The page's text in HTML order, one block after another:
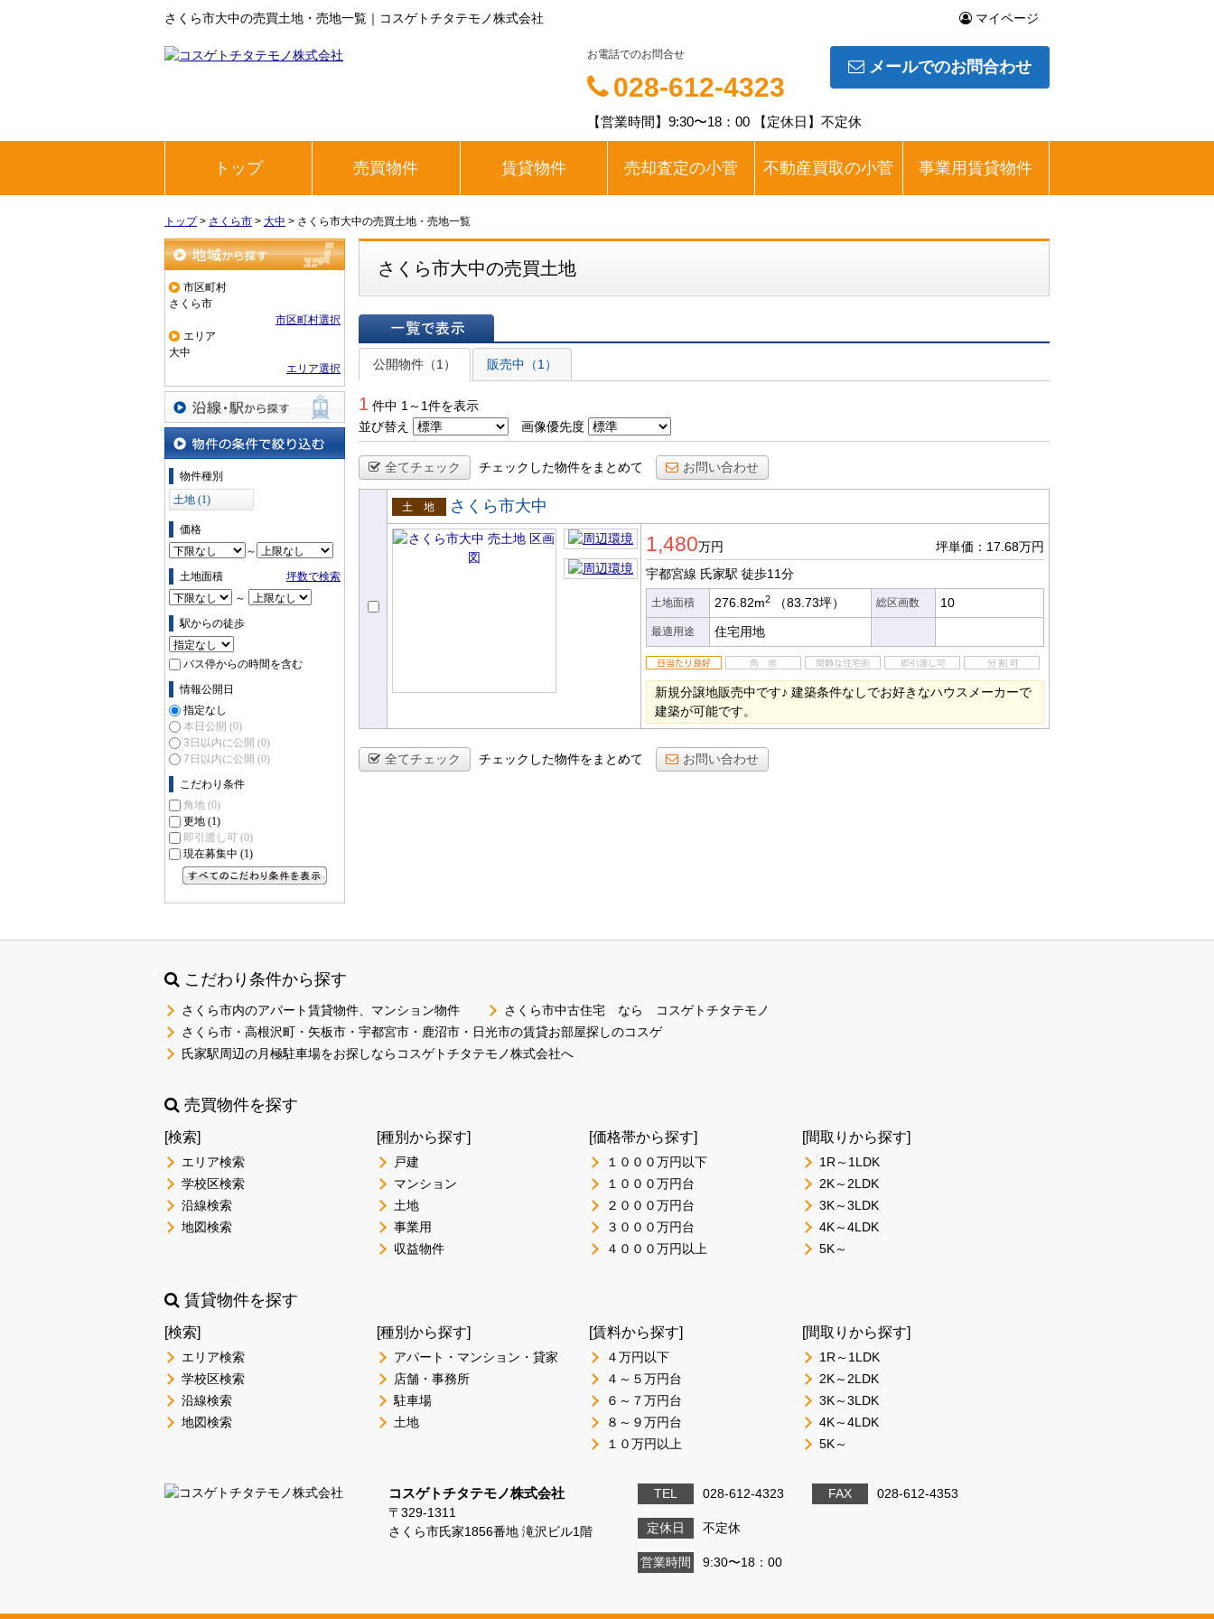
さくら市大中の売買土地・売地一覧｜コスゲトチタテモノ株式会社 マイページ
メールでのお問合わせ
お電話でのお問合せ
028-612-4323
【営業時間】9:30〜18：00 【定休日】不定休
トップ 売買物件 賃貸物件 売却査定の小菅 不動産買取の小菅 事業用賃貸物件
トップ> さくら市 > 大中 > さくら市大中の売買土地・売地一覧
地域から探す
市区町村
さくら市
市区町村選択
エリア
大中
エリア選択
沿線・駅から探す
物件の条件で絞り込む
物件種別
土地 (1)
価格
～
土地面積
坪数で検索
～
駅からの徒歩
バス停からの時間を含む
情報公開日
指定なし
本日公開 (0)
3日以内に公開 (0)
7日以内に公開 (0)
こだわり条件
角地 (0)
更地 (1)
即引渡し可 (0)
現在募集中 (1)
さくら市大中の売買土地
一覧で表示
公開物件（1）
販売中（1）
1 件中 1～1件を表示
並び替え
画像優先度
全てチェック チェックした物件をまとめて お問い合わせ
売土地
さくら市大中
1,480万円
坪単価：17.68万円
宇都宮線 氏家駅 徒歩11分
土地面積 276.82m2 （83.73坪） 総区画数 10
最適用途 住宅用地
新規分譲地販売中です♪ 建築条件なしでお好きなハウスメーカーで
建築が可能です。
全てチェック チェックした物件をまとめて お問い合わせ
こだわり条件から探す
さくら市内のアパート賃貸物件、マンション物件
さくら市中古住宅 なら コスゲトチタテモノ
さくら市・高根沢町・矢板市・宇都宮市・鹿沼市・日光市の賃貸お部屋探しのコスゲ
氏家駅周辺の月極駐車場をお探しならコスゲトチタテモノ株式会社へ
売買物件を探す
[検索]
エリア検索
学校区検索
沿線検索
地図検索
[種別から探す]
戸建
マンション
土地
事業用
収益物件
[価格帯から探す]
１０００万円以下
１０００万円台
２０００万円台
３０００万円台
４０００万円以上
[間取りから探す]
1R～1LDK
2K～2LDK
3K～3LDK
4K～4LDK
5K～
賃貸物件を探す
[検索]
エリア検索
学校区検索
沿線検索
地図検索
[種別から探す]
アパート・マンション・貸家
店舗・事務所
駐車場
土地
[賃料から探す]
４万円以下
４～５万円台
６～７万円台
８～９万円台
１０万円以上
[間取りから探す]
1R～1LDK
2K～2LDK
3K～3LDK
4K～4LDK
5K～
コスゲトチタテモノ株式会社
〒329-1311
さくら市氏家1856番地 滝沢ビル1階
TEL 028-612-4323 FAX 028-612-4353
定休日 不定休
営業時間 9:30〜18：00